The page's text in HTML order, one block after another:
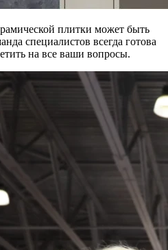
плитки может быть
специалистов всегда готова
на все ваши вопросы.